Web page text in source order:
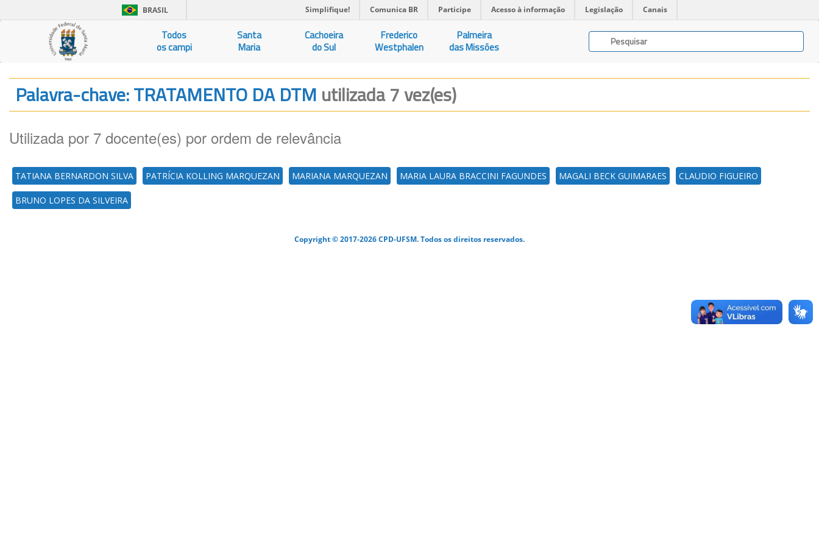
BRASIL Simplifique! Comunica BR Participe Acesso à informação Legislação Canais
Todos
os campi
Santa
Maria
Cachoeira
do Sul
Frederico
Westphalen
Palmeira
das Missões
Palavra-chave: TRATAMENTO DA DTM utilizada 7 vez(es)
Utilizada por 7 docente(es) por ordem de relevância
TATIANA BERNARDON SILVA PATRÍCIA KOLLING MARQUEZAN MARIANA MARQUEZAN MARIA LAURA BRACCINI FAGUNDES MAGALI BECK GUIMARAES CLAUDIO FIGUEIRO
BRUNO LOPES DA SILVEIRA
Copyright © 2017-2026 CPD-UFSM. Todos os direitos reservados.